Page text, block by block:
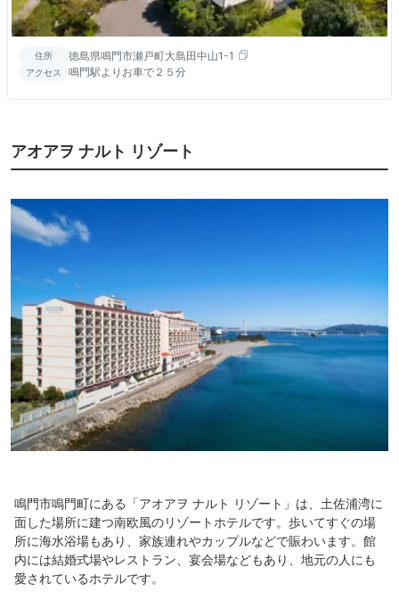
住所 徳島県鳴門市瀬戸町大島田中山1-1
アクセス 鳴門駅よりお車で２５分
アオアヲ ナルト リゾート
鳴門市鳴門町にある「アオアヲ ナルト リゾート」は、土佐浦湾に
面した場所に建つ南欧風のリゾートホテルです。歩いてすぐの場
所に海水浴場もあり、家族連れやカップルなどで賑わいます。館
内には結婚式場やレストラン、宴会場などもあり、地元の人にも
愛されているホテルです。